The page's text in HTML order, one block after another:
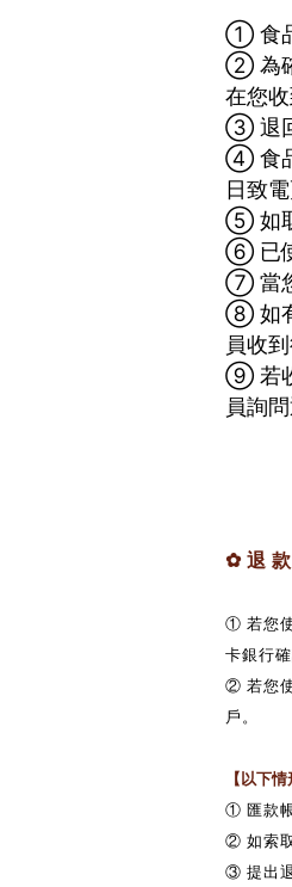
① 食品
② 為
在您
③ 退回
④ 食
日致
⑤ 如取
⑥ 已使
⑦ 當您
⑧ 如
員收
➈ 若
員詢
✿退
① 若您
卡銀行
② 若您
戶。
【以下
① 匯款
② 如索
③ 提出